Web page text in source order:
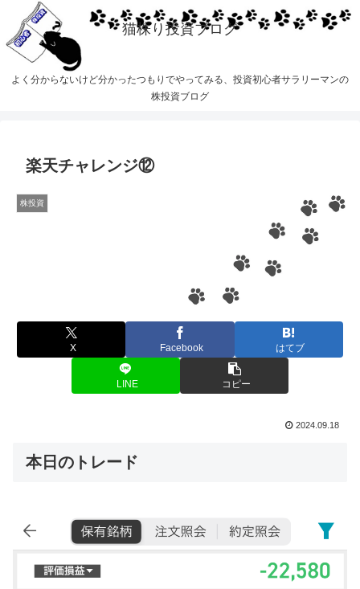
猫株り投資ブログ
よく分からないけど分かったつもりでやってみる、投資初心者サラリーマンの
株投資ブログ
楽天チャレンジ⑫
株投資
X Facebook はてブ
LINE コピー
2024.09.18
本日のトレード